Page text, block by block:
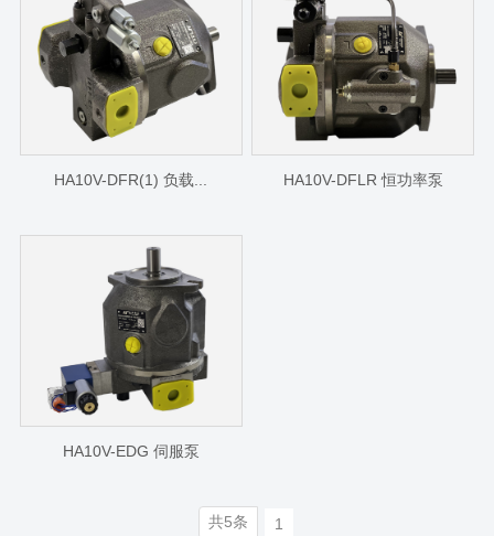
HA10V-DFR(1) 负载... HA10V-DFLR 恒功率泵
HA10V-EDG 伺服泵
共5条 1